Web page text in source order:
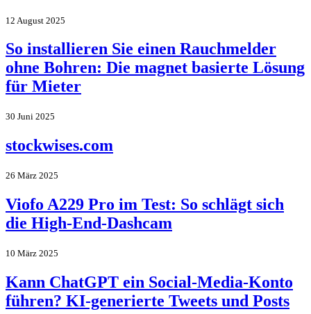
12 August 2025
So installieren Sie einen Rauchmelder
ohne Bohren: Die magnet basierte Lösung
für Mieter
30 Juni 2025
stockwises.com
26 März 2025
Viofo A229 Pro im Test: So schlägt sich
die High-End-Dashcam
10 März 2025
Kann ChatGPT ein Social-Media-Konto
führen? KI-generierte Tweets und Posts